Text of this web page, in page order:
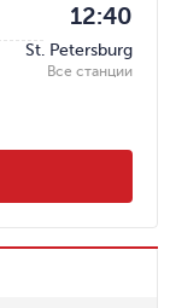
12:40
St. Petersburg
Все станции